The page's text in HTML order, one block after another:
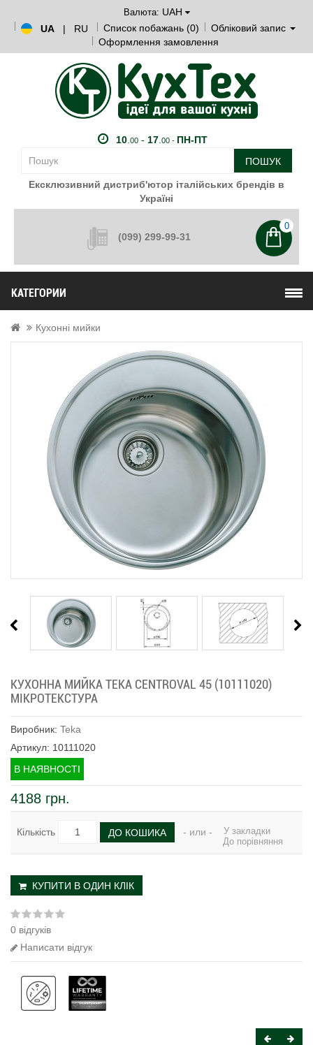
Валюта: UAH
UA
| RU Список побажань (0)
Обліковий запис
Оформлення замовлення
10. 00- 17. 00 - ПН-ПТ
ПОШУК
Ексклюзивний дистриб'ютор італійських брендів в
Україні
(099) 299-99-31
0
КАТЕГОРИИ
Кухонні мийки
КУХОННА МИЙКА TEKA CENTROVAL 45 (10111020)
МІКРОТЕКСТУРА
Виробник: Teka
Артикул: 10111020
В НАЯВНОСТІ
4188 грн.
Кількість ДО КОШИКА - или -
У закладки
До порівняння
КУПИТИ В ОДИН КЛІК
0 відгуків
Написати відгук